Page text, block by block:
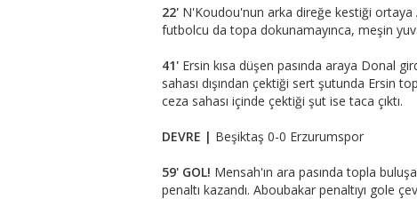
22' N'Koudou'nun arka direğe kestiği
futbolcu da topa dokunamayınca, meşin
41' Ersin kısa düşen pasında araya Donal
sahası dışından çektiği sert şutunda Ersin
ceza sahası içinde çektiği şut ise taca çıktı.
DEVRE | Beşiktaş 0-0 Erzurumspor
59' GOL! Mensah'ın ara pasında topla
penaltı kazandı. Aboubakar penaltıyı gole